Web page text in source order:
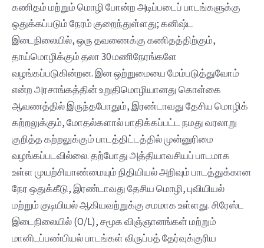
கணிதம் மற்றும் மொழி போன்ற அடிப்படைப் பாடங்களுக்கு
ஒதுக்கப்படும் நேரம் குறைந்துள்ளது; கனிஷ்ட
இடைநிலையில், ஒரு தவணைக்கு கணிதத்திற்கும்,
தாய்மொழிக்கும் தலா 30 மணிநேரங்களே
வழங்கப்படுகின்றன. இன ஒற்றுமையை மேம்படுத்துவோம்
என்ற அரசாங்கத்தின் உறுதிமொழியானது கொள்கை
ஆவணத்தில் இருந்தபோதும், இரண்டாவது தேசிய மொழிக்
கற்றலுக்கும், மோதல்களால் பாதிக்கப்பட்ட நமது வரலாறு
குறித்த கற்றலுக்கும் பாடத்திட்டத்தில் முன்னுரிமை
வழங்கப்படவில்லை. தற்போது அத்தியாவசியப் பாடமாக
உள்ள முயற்சியாண்மையும் நிதியியல் அறிவும் பாடத்துக்கான‌
நேர ஒதுக்கீடு, இரண்டாவது தேசிய மொழி, புவியியல்
மற்றும் குடியியல் ஆகியவற்றுக்கு சமமாக‌ உள்ளது. சிரேஸ்ட
இடைநிலையில் (O/L), சமூக விஞ்ஞானங்கள் மற்றும்
மானிடப்பண்பியல் பாடங்கள் விருப்பத் தேர்வுக்குரிய